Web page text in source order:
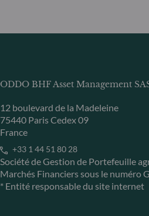
ODDO BHF Asset Management
12 boulevard de la Madeleine
75440 Paris Cedex 09
France
+33 1 44 51 80 28
Société de Gestion de Portefeuille
Marchés Financiers sous le numéro
* Entité responsable du site internet